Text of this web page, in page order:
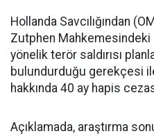
Hollanda Savcılığından
Zutphen Mahkemesindeki
yönelik terör saldırısı
bulundurduğu gerekçesi
hakkında 40 ay hapis
Açıklamada, araştırma